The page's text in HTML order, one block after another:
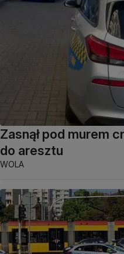
Zasnął pod murem
do aresztu
WOLA